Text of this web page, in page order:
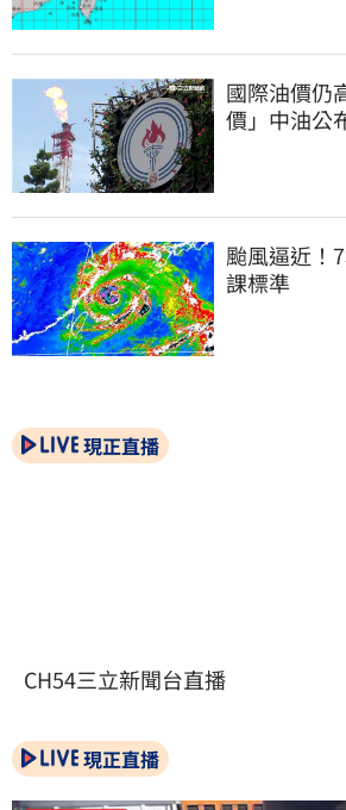
國際油價仍
價」中油公
颱風逼近！
課標準
現正直播
CH54三立新聞台直播
現正直播